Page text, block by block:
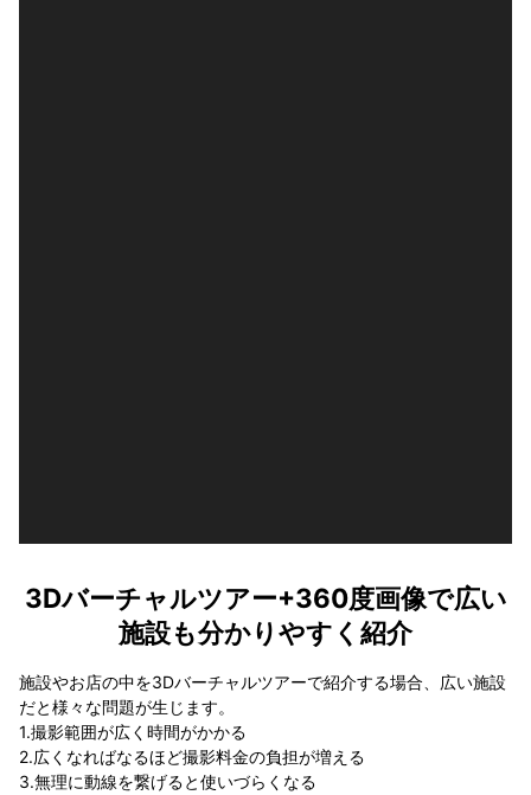
3Dバーチャルツアー+360度画像で広い
施設も分かりやすく紹介
施設やお店の中を3Dバーチャルツアーで紹介する場合、広い施設
だと様々な問題が生じます。
1.撮影範囲が広く時間がかかる
2.広くなればなるほど撮影料金の負担が増える
3.無理に動線を繋げると使いづらくなる